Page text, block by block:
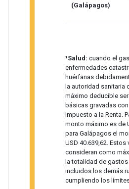
(Galápagos)
¹Salud: cuando el
enfermedades
huérfanas
la autoridad sanitaria
máximo deducible
básicas gravadas con
Impuesto a la Renta.
monto máximo es de
para Galápagos el
USD 40.639,62. Estos
consideran como
la totalidad de gastos
incluidos los demás
cumpliendo los